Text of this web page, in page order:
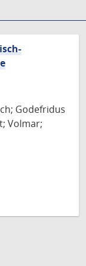
Godefridus
Volmar;